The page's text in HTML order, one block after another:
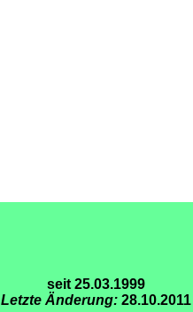
seit 25.03.1999
Letzte Änderung: 28.10.2011